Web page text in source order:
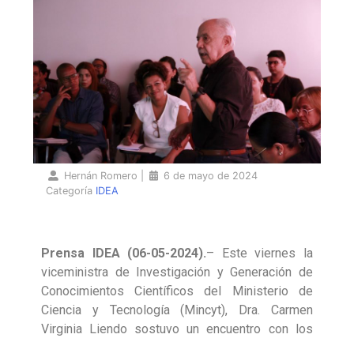
Hernán Romero
6 de mayo de 2024
Categoría IDEA
Prensa IDEA (06-05-2024).– Este viernes la
viceministra de Investigación y Generación de
Conocimientos Científicos del Ministerio de
Ciencia y Tecnología (Mincyt), Dra. Carmen
Virginia Liendo sostuvo un encuentro con los